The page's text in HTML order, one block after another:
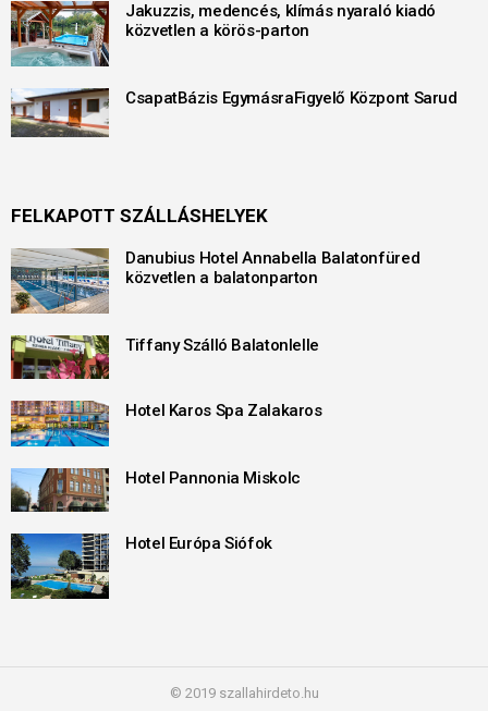
Jakuzzis, medencés, klímás nyaraló kiadó
közvetlen a körös-parton
CsapatBázis EgymásraFigyelő Központ Sarud
FELKAPOTT SZÁLLÁSHELYEK
Danubius Hotel Annabella Balatonfüred
közvetlen a balatonparton
Tiffany Szálló Balatonlelle
Hotel Karos Spa Zalakaros
Hotel Pannonia Miskolc
Hotel Európa Siófok
© 2019 szallahirdeto.hu